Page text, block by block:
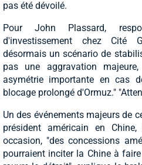
pas été dévoilé.
Pour John Plassard,
d'investissement chez Cité
désormais un scénario de
pas une aggravation
asymétrie importante en cas
blocage prolongé d'Ormuz."
Un des événements majeurs de
président américain en
occasion, "des concessions
pourraient inciter la Chine à